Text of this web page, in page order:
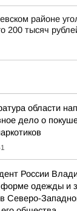
районе
200 тысяч
области
дело о
России
форме одежды и
Северо-